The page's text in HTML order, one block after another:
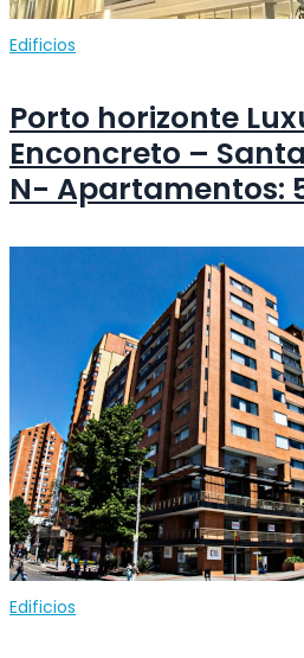
Edificios
Porto horizonte
Enconcreto –
N- Apartamentos:
Edificios